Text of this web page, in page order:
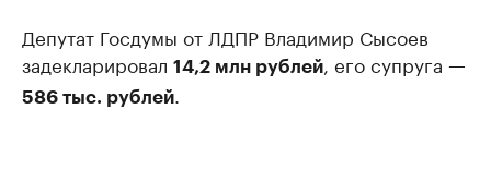
Депутат Госдумы от ЛДПР Владимир Сысоев
задекларировал 14,2 млн рублей, его супруга —
586 тыс. рублей.